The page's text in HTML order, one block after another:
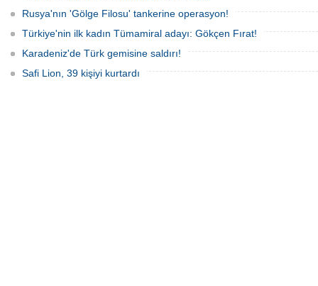
Rusya'nın 'Gölge Filosu' tankerine operasyon!
Türkiye'nin ilk kadın Tümamiral adayı: Gökçen Fırat!
Karadeniz'de Türk gemisine saldırı!
Safi Lion, 39 kişiyi kurtardı